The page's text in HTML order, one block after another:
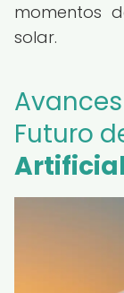
momentos
solar.
Futuro